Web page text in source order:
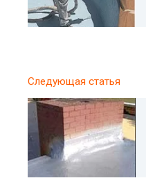
Следующая статья